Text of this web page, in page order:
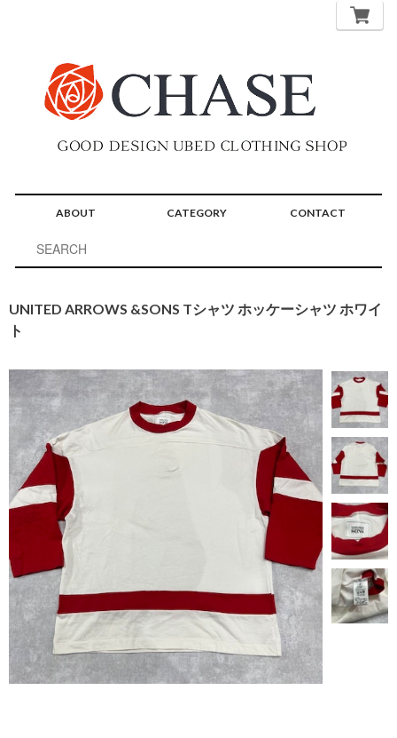
ABOUT CATEGORY CONTACT
UNITED ARROWS &SONS Tシャツ ホッケーシャツ ホワイ
ト